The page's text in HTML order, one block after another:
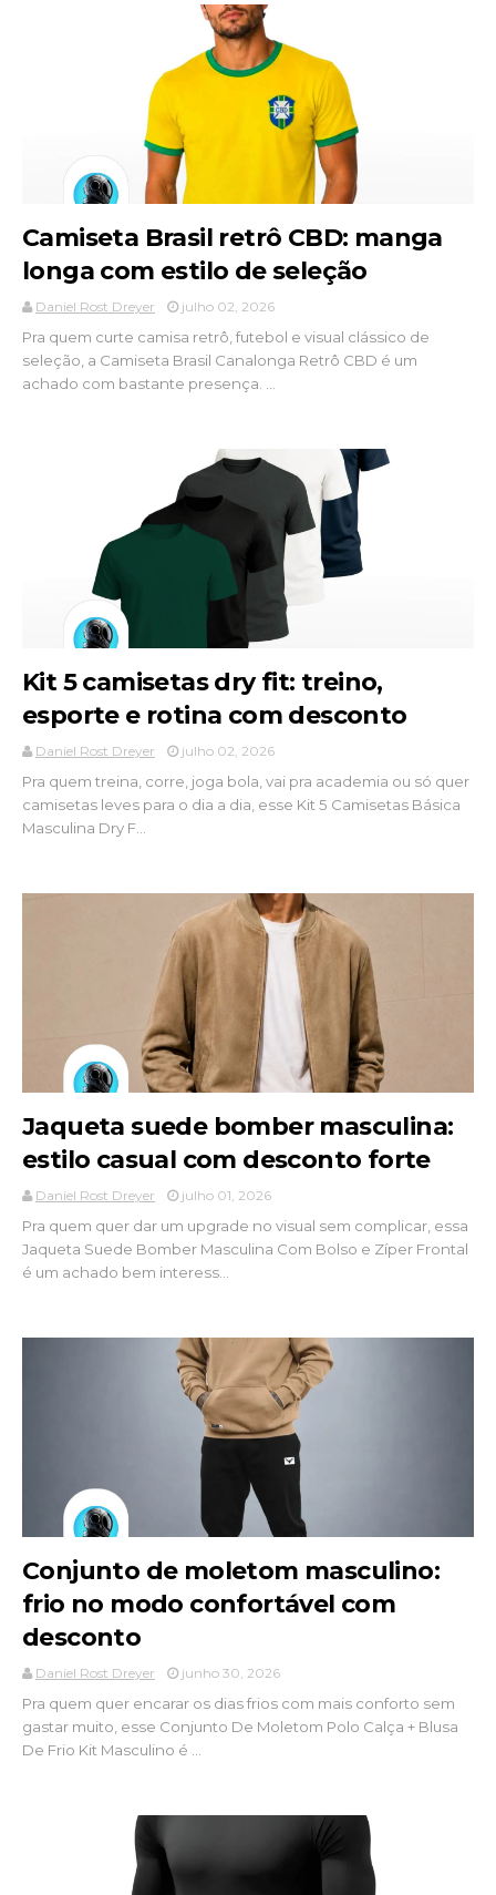
Camiseta Brasil retrô CBD: manga
longa com estilo de seleção
Daniel Rost Dreyer julho 02, 2026
Pra quem curte camisa retrô, futebol e visual clássico de
seleção, a Camiseta Brasil Canalonga Retrô CBD é um
achado com bastante presença. ...
Kit 5 camisetas dry fit: treino,
esporte e rotina com desconto
Daniel Rost Dreyer julho 02, 2026
Pra quem treina, corre, joga bola, vai pra academia ou só quer
camisetas leves para o dia a dia, esse Kit 5 Camisetas Básica
Masculina Dry F...
Jaqueta suede bomber masculina:
estilo casual com desconto forte
Daniel Rost Dreyer julho 01, 2026
Pra quem quer dar um upgrade no visual sem complicar, essa
Jaqueta Suede Bomber Masculina Com Bolso e Zíper Frontal
é um achado bem interess...
Conjunto de moletom masculino:
frio no modo confortável com
desconto
Daniel Rost Dreyer junho 30, 2026
Pra quem quer encarar os dias frios com mais conforto sem
gastar muito, esse Conjunto De Moletom Polo Calça + Blusa
De Frio Kit Masculino é ...